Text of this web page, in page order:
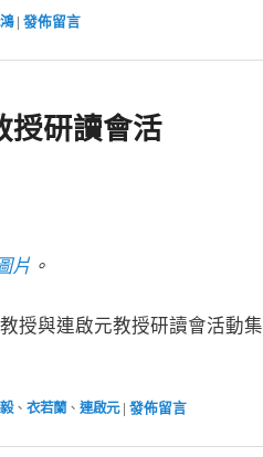
| 發佈留言
授研讀會活
片 。
授與連啟元教授研讀會活動集
、 衣若蘭、 連啟元 | 發佈留言